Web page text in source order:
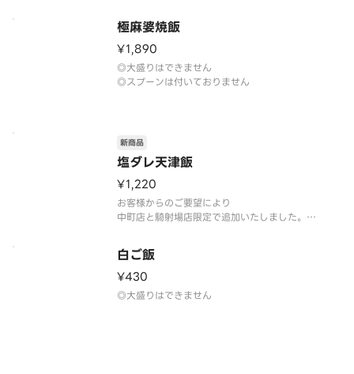
極麻婆焼飯
¥1,890
◎大盛りはできません
◎スプーンは付いておりません
塩ダレ天津飯
新商品
¥1,220
お客様からのご要望により
中町店と騎射場店限定で追加いたしました。
白ご飯
¥430